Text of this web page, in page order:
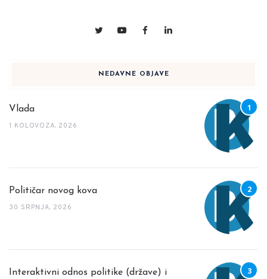
NEDAVNE OBJAVE
Vlada
1 KOLOVOZA, 2026
Političar novog kova
30 SRPNJA, 2026
Interaktivni odnos politike (države) i